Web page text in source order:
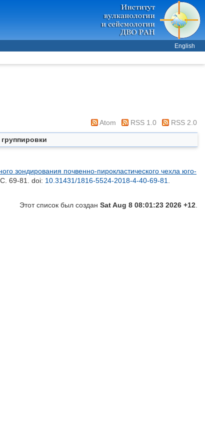
English
Atom RSS 1.0 RSS 2.0
группировки
зондирования почвенно-пирокластического чехла юго-
69-81. doi: 10.31431/1816-5524-2018-4-40-69-81
Этот список был создан Sat Aug 8 08:01:23 2026 +12